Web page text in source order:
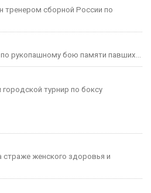
на канале "Россия 24" от
приуроченной к 35-летию...
района нашла работу на